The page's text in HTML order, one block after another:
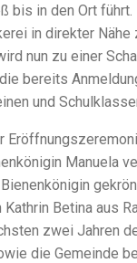
bis in den Ort führt.
in direkter Nähe
nun zu einer
bereits
und
Manuela
Kathrin Betina aus
zwei Jahren
die Gemeinde